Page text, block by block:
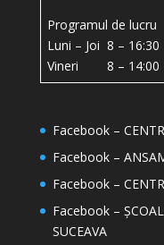
Programul de lucru
Luni – Joi 8 – 16:30
Vineri 8 – 14:00
Facebook –
Facebook –
Facebook –
Facebook –
SUCEAVA